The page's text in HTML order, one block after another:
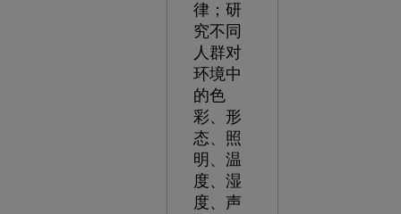
律；研
究不同
人群对
环境中
的色
彩、形
态、照
明、温
度、湿
度、声